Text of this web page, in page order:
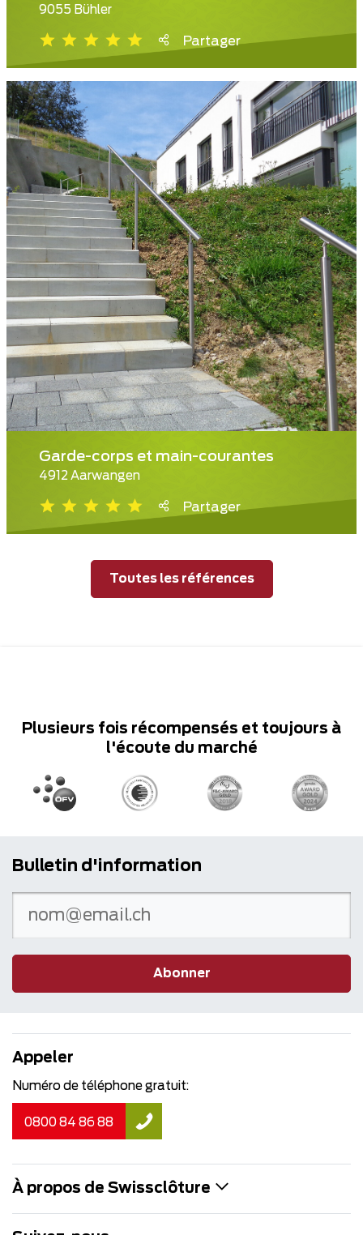
9055 Bühler
Partager
Garde-corps et main-courantes
4912 Aarwangen
Partager
Toutes les références
Plusieurs fois récompensés et toujours à
l'écoute du marché
Bulletin d'information
Abonner
Appeler
Numéro de téléphone gratuit:
0800 84 86 88
À propos de Swissclôture